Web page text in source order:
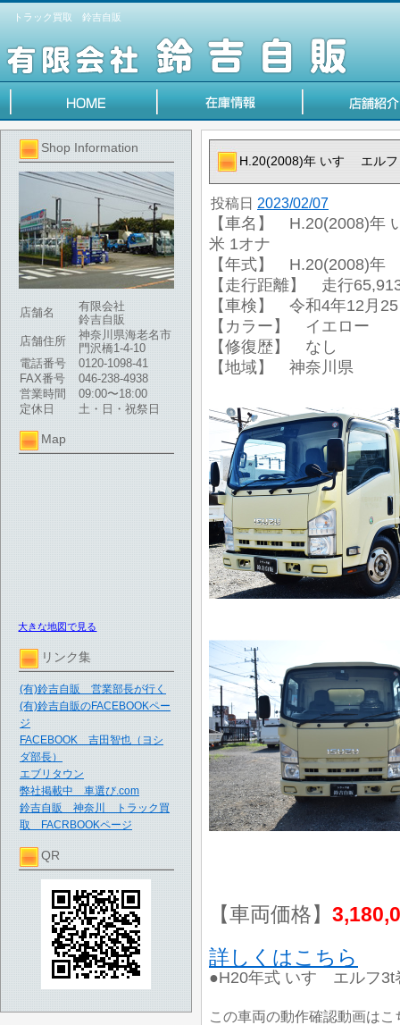
トラック買取 鈴吉自販
Shop Information
店舗名
有限会社
鈴吉自販
店舗住所
神奈川県海老名市
門沢橋1-4-10
電話番号
0120-1098-41
FAX番号
046-238-4938
営業時間
09:00〜18:00
定休日
土・日・祝祭日
Map
大きな地図で見る
リンク集
(有)鈴吉自販 営業部長が行く
(有)鈴吉自販のFACEBOOKペー
ジ
FACEBOOK 吉田智也（ヨシ
ダ部長）
エブリタウン
弊社掲載中 車選び.com
鈴吉自販 神奈川 トラック買
取 FACRBOOKページ
QR
H.20(2008)年 いすゞ エル
投稿日 2023/02/07
【車名】 H.20(2008)年
米 1オナ
【年式】 H.20(2008)年
【走行距離】 走行
【車検】 令和4年12月
【カラー】 イエロー
【修復歴】 なし
【地域】 神奈川県
【車両価格】
詳しくはこちら
●H20年式 いすゞエルフ
この車両の動作確認動画はこ